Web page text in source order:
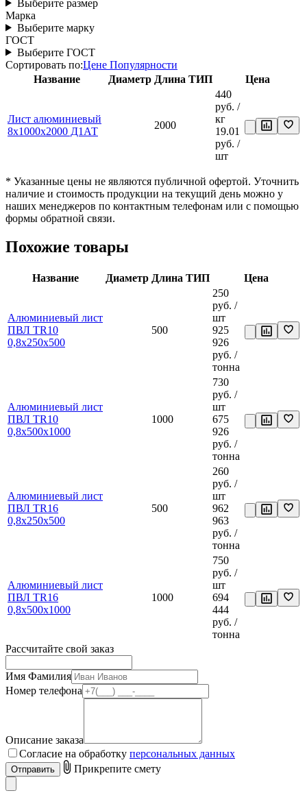
Выберите размер
Марка
Выберите марку
ГОСТ
Выберите ГОСТ
Сортировать по:Цене Популярности
Название
Диаметр Длина ТИП Цена
Лист алюминиевый
8x1000х2000 Д1АТ
2000
440
руб. /
кг
19.01
руб. /
шт
* Указанные цены не являются публичной офертой. Уточнить
наличие и стоимость продукции на текущий день можно у
наших менеджеров по контактным телефонам или с помощью
формы обратной связи.
Похожие товары
Название Диаметр Длина ТИП Цена
Алюминиевый лист
ПВЛ TR10
0,8х250х500
500
250
руб. /
шт
925
926
руб. /
тонна
Алюминиевый лист
ПВЛ TR10
0,8х500х1000
1000
730
руб. /
шт
675
926
руб. /
тонна
Алюминиевый лист
ПВЛ TR16
0,8х250х500
500
260
руб. /
шт
962
963
руб. /
тонна
Алюминиевый лист
ПВЛ TR16
0,8х500х1000
1000
750
руб. /
шт
694
444
руб. /
тонна
Рассчитайте свой заказ
Имя Фамилия
Номер телефона
Описание заказа
Согласие на обработку персональных данных
Отправить Прикрепите смету